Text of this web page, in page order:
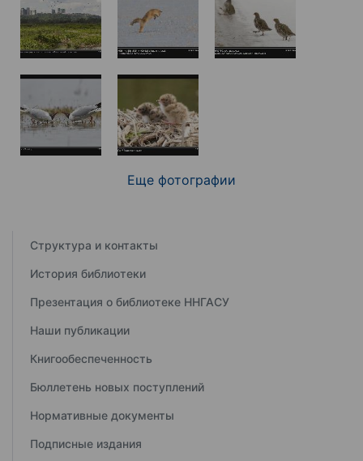
Еще фотографии
Структура и контакты
История библиотеки
Презентация о библиотеке ННГАСУ
Наши публикации
Книгообеспеченность
Бюллетень новых поступлений
Нормативные документы
Подписные издания